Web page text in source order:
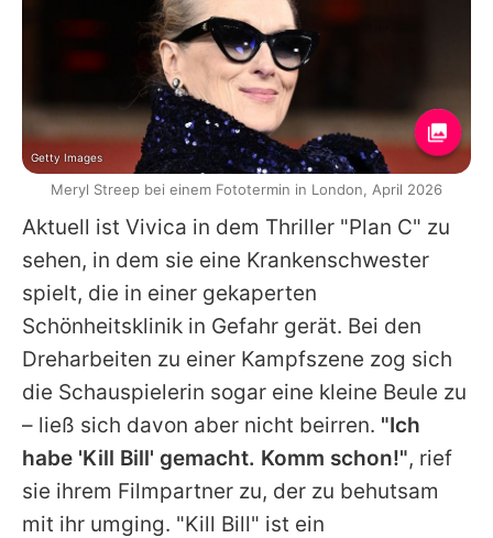
Aktuell ist Vivica in dem Thriller "Plan C" zu
sehen, in dem sie eine Krankenschwester
spielt, die in einer gekaperten
Schönheitsklinik in Gefahr gerät. Bei den
Dreharbeiten zu einer Kampfszene zog sich
die Schauspielerin sogar eine kleine Beule zu
– ließ sich davon aber nicht beirren. "Ich
habe 'Kill Bill' gemacht. Komm schon!", rief
sie ihrem Filmpartner zu, der zu behutsam
mit ihr umging. "Kill Bill" ist ein
Getty Images
Meryl Streep bei einem Fototermin in London, April 2026